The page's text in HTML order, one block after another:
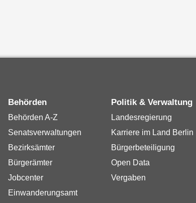
Behörden
Behörden A-Z
Senatsverwaltungen
Bezirksämter
Bürgerämter
Jobcenter
Einwanderungsamt
Politik & Verwaltung
Landesregierung
Karriere im Land Berlin
Bürgerbeteiligung
Open Data
Vergaben